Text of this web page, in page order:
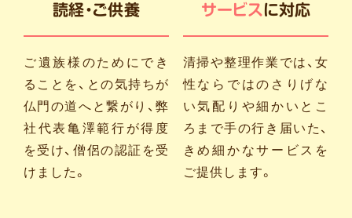
読経・ご供養
ご遺族様のためにでき
ることを、との気持ちが
仏門の道へと繋がり、弊
社代表亀澤範行が得度
を受け、僧侶の認証を受
けました。
サービス に対応
清掃や整理作業では、女
性ならではのさりげな
い気配りや細かいとこ
ろまで手の行き届いた、
きめ細かなサービスを
ご提供します。